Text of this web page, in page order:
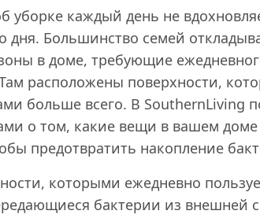
уборке каждый день не
дня. Большинство семей
в доме, требующие
расположены поверхности,
больше всего. В SouthernLiving
о том, какие вещи в вашем
предотвратить накопление
которыми ежедневно
бактерии из внешней